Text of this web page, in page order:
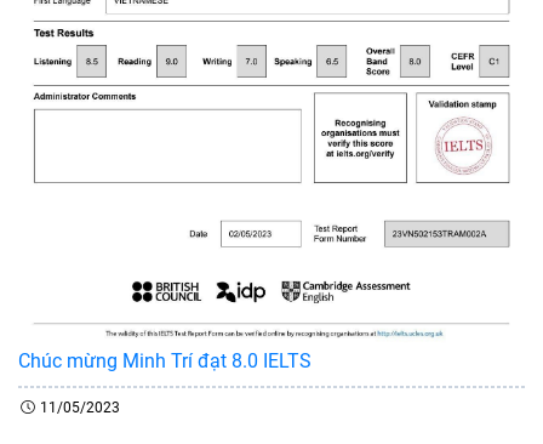
Chúc mừng Minh Trí đạt 8.0 IELTS
11/05/2023